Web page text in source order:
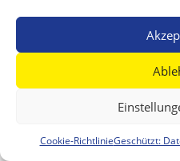
Cookie-RichtlinieGeschützt: